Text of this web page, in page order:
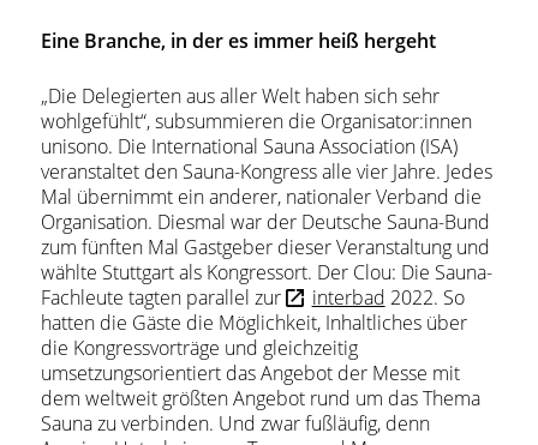
Eine Branche, in der es immer heiß hergeht
„Die Delegierten aus aller Welt haben sich sehr
wohlgefühlt“, subsummieren die Organisator:innen
unisono. Die International Sauna Association (ISA)
veranstaltet den Sauna-Kongress alle vier Jahre. Jedes
Mal übernimmt ein anderer, nationaler Verband die
Organisation. Diesmal war der Deutsche Sauna-Bund
zum fünften Mal Gastgeber dieser Veranstaltung und
wählte Stuttgart als Kongressort. Der Clou: Die Sauna-
Fachleute tagten parallel zur
interbad 2022. So
hatten die Gäste die Möglichkeit, Inhaltliches über
die Kongressvorträge und gleichzeitig
umsetzungsorientiert das Angebot der Messe mit
dem weltweit größten Angebot rund um das Thema
Sauna zu verbinden. Und zwar fußläufig, denn